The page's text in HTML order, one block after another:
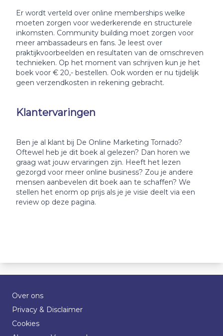
Er wordt verteld over online memberships welke
moeten zorgen voor wederkerende en structurele
inkomsten. Community building moet zorgen voor
meer ambassadeurs en fans. Je leest over
praktijkvoorbeelden en resultaten van de omschreven
technieken. Op het moment van schrijven kun je het
boek voor € 20,- bestellen. Ook worden er nu tijdelijk
geen verzendkosten in rekening gebracht.
Klantervaringen
Ben je al klant bij De Online Marketing Tornado?
Oftewel heb je dit boek al gelezen? Dan horen we
graag wat jouw ervaringen zijn. Heeft het lezen
gezorgd voor meer online business? Zou je andere
mensen aanbevelen dit boek aan te schaffen? We
stellen het enorm op prijs als je je visie deelt via een
review op deze pagina.
Over ons
Privacy & Disclaimer
Cookies